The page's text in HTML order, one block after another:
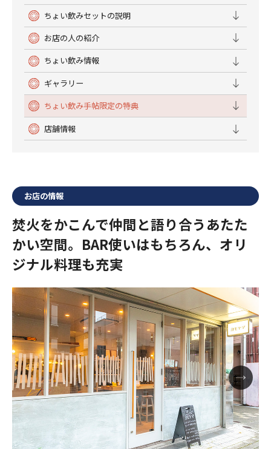
ちょい飲みセットの説明
お店の人の紹介
ちょい飲み情報
ギャラリー
ちょい飲み手帖限定の特典
店舗情報
お店の情報
焚火をかこんで仲間と語り合うあたた
かい空間。BAR使いはもちろん、オリ
ジナル料理も充実